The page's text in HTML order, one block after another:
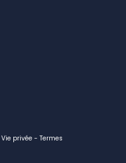
Vie privée - Termes